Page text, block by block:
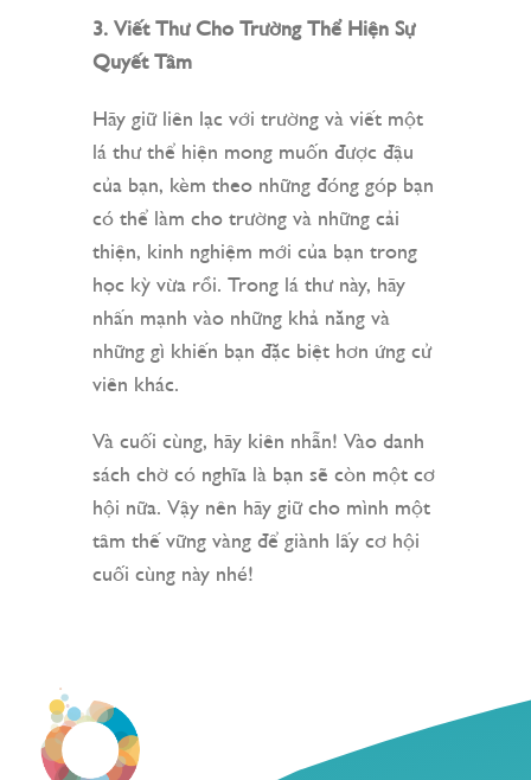
3. Viết Thư Cho Trường Thể Hiện Sự
Quyết Tâm
Hãy giữ liên lạc với trường và viết một
lá thư thể hiện mong muốn được đậu
của bạn, kèm theo những đóng góp bạn
có thể làm cho trường và những cải
thiện, kinh nghiệm mới của bạn trong
học kỳ vừa rồi. Trong lá thư này, hãy
nhấn mạnh vào những khả năng và
những gì khiến bạn đặc biệt hơn ứng cử
viên khác.
Và cuối cùng, hãy kiên nhẫn! Vào danh
sách chờ có nghĩa là bạn sẽ còn một cơ
hội nữa. Vậy nên hãy giữ cho mình một
tâm thế vững vàng để giành lấy cơ hội
cuối cùng này nhé!